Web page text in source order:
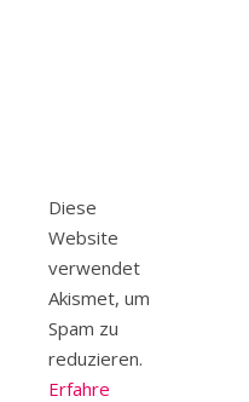
Diese
Website
verwendet
Akismet, um
Spam zu
reduzieren.
Erfahre